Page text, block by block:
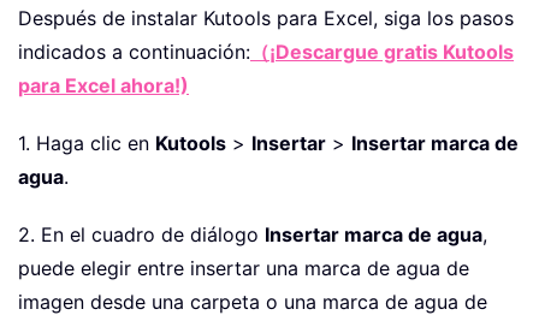
Después de instalar Kutools para Excel, siga los pasos
indicados a continuación: （¡Descargue gratis Kutools
para Excel ahora!)
1. Haga clic en Kutools > Insertar > Insertar marca de
agua.
2. En el cuadro de diálogo Insertar marca de agua,
puede elegir entre insertar una marca de agua de
imagen desde una carpeta o una marca de agua de